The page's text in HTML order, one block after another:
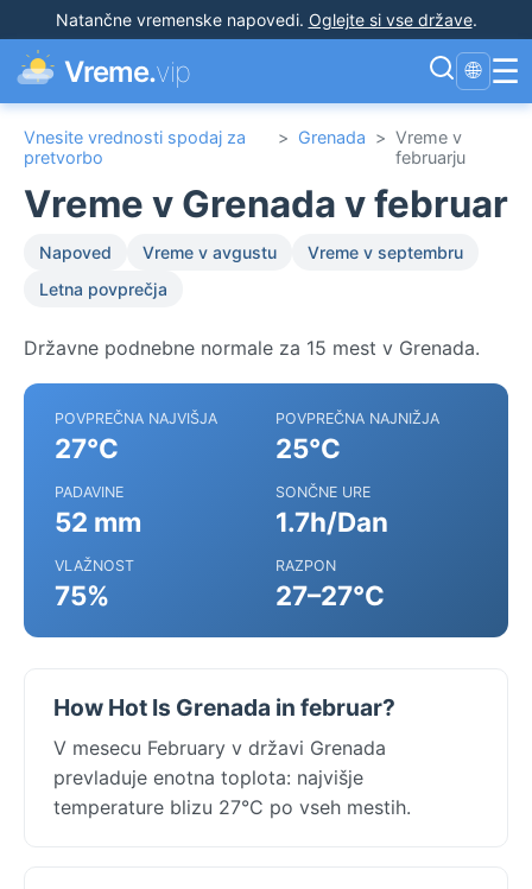
Natančne vremenske napovedi. Oglejte si vse države.
Vreme.vip 🌐 ☰
Vnesite vrednosti spodaj za
pretvorbo
> Grenada > Vreme v
februarju
Vreme v Grenada v februar
Napoved Vreme v avgustu
Vreme v septembru
Letna povprečja
Državne podnebne normale za 15 mest v Grenada.
POVPREČNA NAJVIŠJA
27°C
POVPREČNA NAJNIŽJA
25°C
PADAVINE
52 mm
SONČNE URE
1.7h/Dan
VLAŽNOST
75%
RAZPON
27–27°C
How Hot Is Grenada in februar?
V mesecu February v državi Grenada
prevladuje enotna toplota: najvišje
temperature blizu 27°C po vseh mestih.